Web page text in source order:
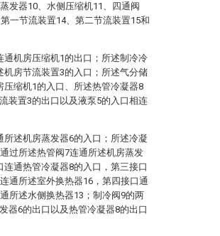
发器10、水侧压缩机11、四通阀
一节流装置14、第二节流装置15和
通机房压缩机1的出口；所述制冷冷
机房节流装置3的入口；所述气分储
压缩机1的入口、所述热管冷凝器8
装置3的出口以及液泵5的入口相连
所述机房蒸发器6的入口；所述冷凝
过所述热管阀7连通所述机房蒸发
连通热管冷凝器8的入口，第三接口
通所述室外换热器16，第四接口通
所述水侧换热器13；制冷阀9的两
器6的出口以及热管冷凝器8的出口